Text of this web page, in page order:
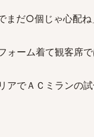
まだ○個じゃ心配
ォーム着て観客席
アでＡＣミランの